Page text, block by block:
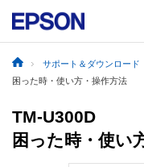
サポート＆ダウンロード
困った時・使い方・操作方法
TM-U300D
困った時・使い